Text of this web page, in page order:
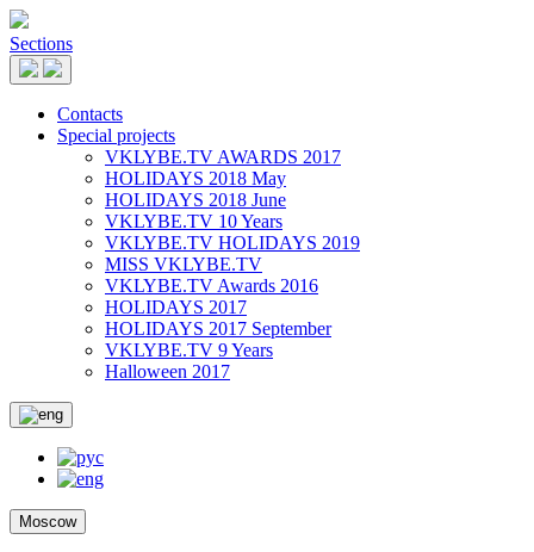
Sections
Contacts
Special projects
VKLYBE.TV AWARDS 2017
HOLIDAYS 2018 May
HOLIDAYS 2018 June
VKLYBE.TV 10 Years
VKLYBE.TV HOLIDAYS 2019
MISS VKLYBE.TV
VKLYBE.TV Awards 2016
HOLIDAYS 2017
HOLIDAYS 2017 September
VKLYBE.TV 9 Years
Halloween 2017
Moscow